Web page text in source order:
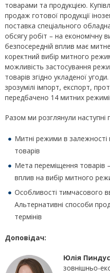
товарами та продукцією.
продаж готової продукції
поставка спеціального
обсягу робіт – на економічну
безпосередній вплив має
коректний вибір митного
можливість застосування
товарів згідно укладеної
зрозумілі імпорт, експорт,
передбачено 14 митних
Разом ми розглянули наступні
Митні режими в залежності
товарів
Мета переміщення товарів
вплив на вибір митного
Особливості тимчасового
Альтернативні способи
термінів
Доповідач:
Юлія Пиндус
зовнішньо-